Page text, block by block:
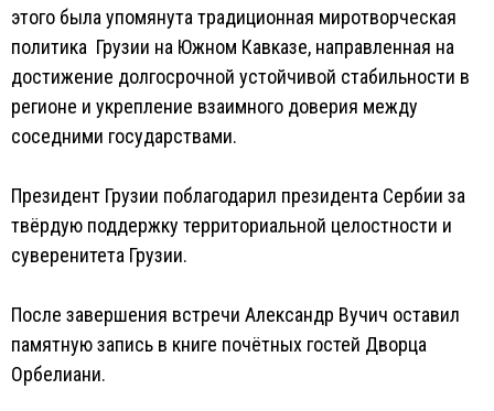
этого была упомянута традиционная миротворческая
политика Грузии на Южном Кавказе, направленная на
достижение долгосрочной устойчивой стабильности в
регионе и укрепление взаимного доверия между
соседними государствами.
Президент Грузии поблагодарил президента Сербии за
твёрдую поддержку территориальной целостности и
суверенитета Грузии.
После завершения встречи Александр Вучич оставил
памятную запись в книге почётных гостей Дворца
Орбелиани.